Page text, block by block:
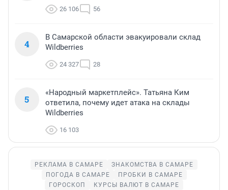
26 106 56
4
В Самарской области эвакуировали склад
Wildberries
24 327 28
5
«Народный маркетплейс». Татьяна Ким
ответила, почему идет атака на склады
Wildberries
16 103
РЕКЛАМА В САМАРЕ
ЗНАКОМСТВА В САМАРЕ
ПОГОДА В САМАРЕ
ПРОБКИ В САМАРЕ
ГОРОСКОП
КУРСЫ ВАЛЮТ В САМАРЕ